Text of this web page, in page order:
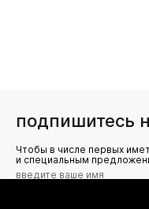
подпишитесь
Чтобы в числе первых
и специальным